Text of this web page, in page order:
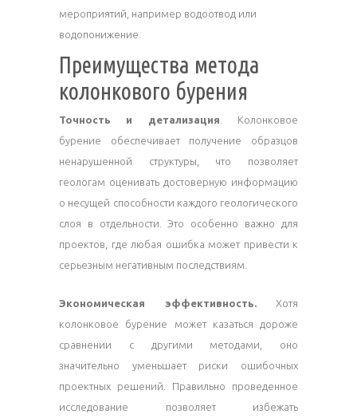
мероприятий, например водоотвод или
водопонижение.
Преимущества метода
колонкового бурения
Точность и детализация . Колонковое
бурение обеспечивает получение образцов
ненарушенной структуры, что позволяет
геологам оценивать достоверную информацию
о несущей способности каждого геологического
слоя в отдельности. Это особенно важно для
проектов, где любая ошибка может привести к
серьезным негативным последствиям.
Экономическая эффективность.
Хотя
колонковое бурение может казаться дороже
сравнении с другими методами, оно
значительно уменьшает риски ошибочных
проектных решений. Правильно проведенное
исследование позволяет избежать